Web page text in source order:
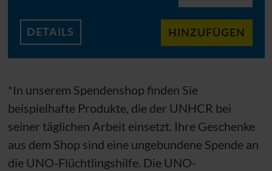
DETAILS HINZUFÜGEN
*In unserem Spendenshop finden Sie
beispielhafte Produkte, die der UNHCR bei
seiner täglichen Arbeit einsetzt. Ihre Geschenke
aus dem Shop sind eine ungebundene Spende an
die UNO-Flüchtlingshilfe. Die UNO-